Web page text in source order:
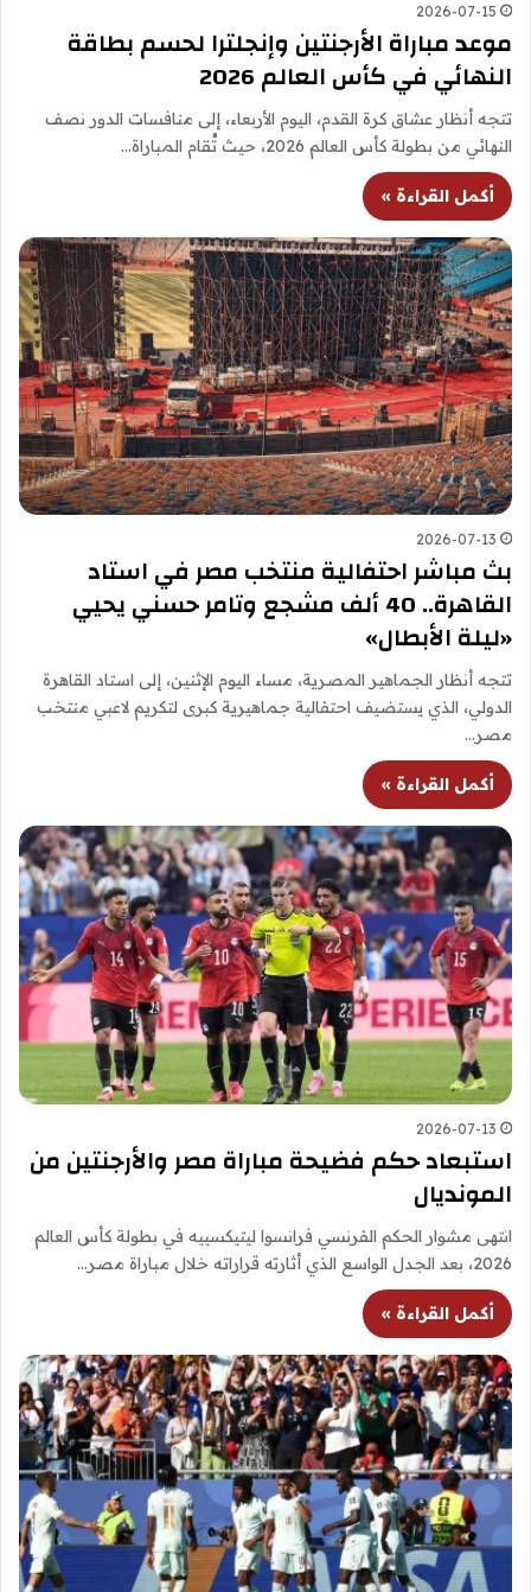
2026-07-15
موعد مباراة الأرجنتين وإنجلترا لحسم بطاقة
النهائي في كأس العالم 2026
تتجه أنظار عشاق كرة القدم، اليوم الأربعاء، إلى منافسات الدور نصف
النهائي من بطولة كأس العالم 2026، حيث تُقام المباراة…
أكمل القراءة »
2026-07-13
بث مباشر احتفالية منتخب مصر في استاد
القاهرة.. 40 ألف مشجع وتامر حسني يحيي
«ليلة الأبطال»
تتجه أنظار الجماهير المصرية، مساء اليوم الإثنين، إلى استاد القاهرة
الدولي، الذي يستضيف احتفالية جماهيرية كبرى لتكريم لاعبي منتخب
مصر…
أكمل القراءة »
2026-07-13
استبعاد حكم فضيحة مباراة مصر والأرجنتين من
المونديال
انتهى مشوار الحكم الفرنسي فرانسوا ليتيكسييه في بطولة كأس العالم
2026، بعد الجدل الواسع الذي أثارته قراراته خلال مباراة مصر…
أكمل القراءة »